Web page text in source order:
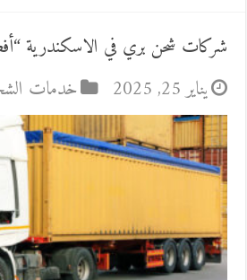
شركات شحن بري في الاسكندرية
يناير 25, 2025
خدمات